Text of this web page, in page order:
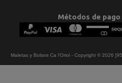
Métodos de
Maletas y Bolsos Ca l'Oriol- Copyright © 2026